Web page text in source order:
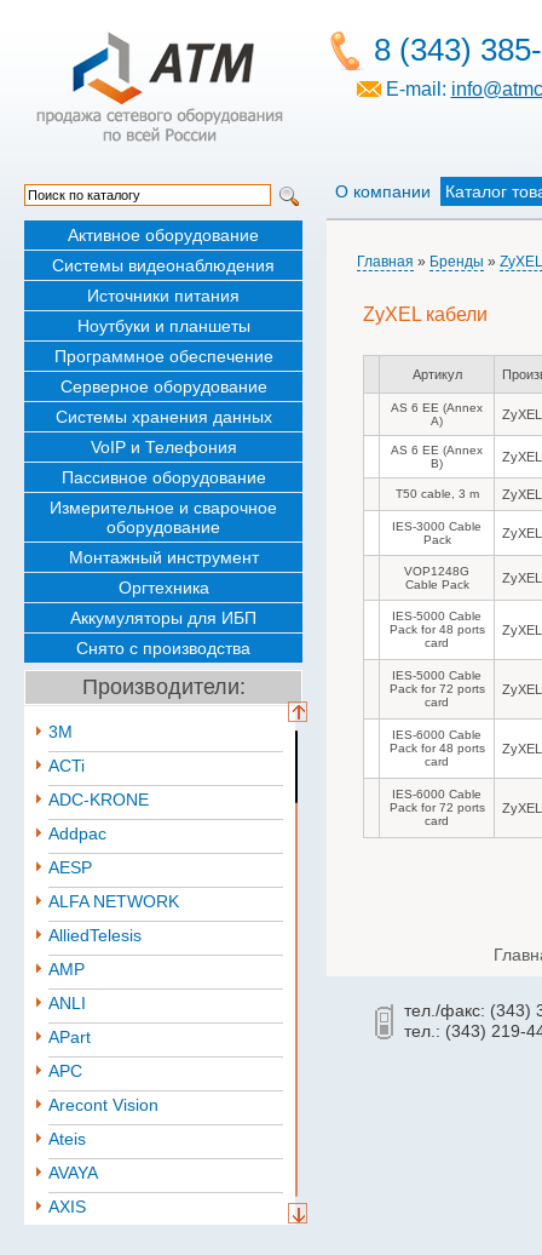
Активное оборудование
Системы видеонаблюдения
Источники питания
Ноутбуки и планшеты
Программное обеспечение
Серверное оборудование
Системы хранения данных
VoIP и Телефония
Пассивное оборудование
Измерительное и сварочное
оборудование
Монтажный инструмент
Оргтехника
Аккумуляторы для ИБП
Снято с производства
Производители:
3M
ACTi
ADC-KRONE
Addpac
AESP
ALFA NETWORK
AlliedTelesis
AMP
ANLI
APart
APC
Arecont Vision
Ateis
AVAYA
AXIS
8 (343)
E-mail:
О компании Каталог
Главная » Бренды » ZyXEL
ZyXEL кабели
Артикул
AS 6 EE (Annex
A)
ZyXEL
AS 6 EE (Annex
B)
ZyXEL
T50 cable, 3 m ZyXEL
IES-3000 Cable
Pack
ZyXEL
VOP1248G
Cable Pack
ZyXEL
IES-5000 Cable
Pack for 48 ports
card
ZyXEL
IES-5000 Cable
Pack for 72 ports
card
ZyXEL
IES-6000 Cable
Pack for 48 ports
card
ZyXEL
IES-6000 Cable
Pack for 72 ports
card
ZyXEL
тел./факс: (343)
тел.: (343) 219-